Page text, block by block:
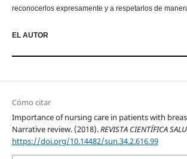
reconocerlos expresamente y a respetarlos de
EL AUTOR
Cómo citar
Importance of nursing care in patients with
Narrative review. (2018).REVISTA CIENTÍFICA
https://doi.org/10.14482/sun.34.2.616.99